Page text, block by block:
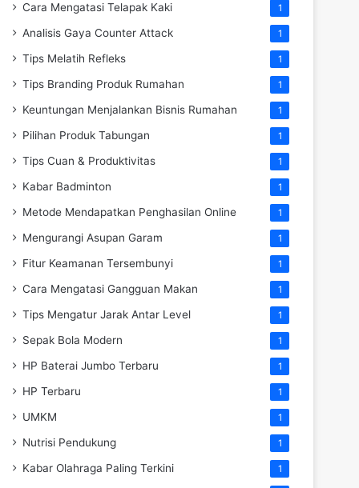
Cara Mengatasi Telapak Kaki 1
Analisis Gaya Counter Attack 1
Tips Melatih Refleks 1
Tips Branding Produk Rumahan 1
Keuntungan Menjalankan Bisnis Rumahan 1
Pilihan Produk Tabungan 1
Tips Cuan & Produktivitas 1
Kabar Badminton 1
Metode Mendapatkan Penghasilan Online 1
Mengurangi Asupan Garam 1
Fitur Keamanan Tersembunyi 1
Cara Mengatasi Gangguan Makan 1
Tips Mengatur Jarak Antar Level 1
Sepak Bola Modern 1
HP Baterai Jumbo Terbaru 1
HP Terbaru 1
UMKM 1
Nutrisi Pendukung 1
Kabar Olahraga Paling Terkini 1